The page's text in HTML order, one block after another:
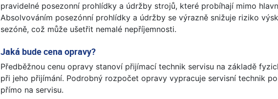
pravidelné posezonní prohlídky a údržby strojů, které probíhají mimo
Absolvováním posezónní prohlídky a údržby se výrazně snižuje riziko
sezóně, což může ušetřit nemalé nepříjemnosti.
Jaká bude cena opravy?
Předběžnou cenu opravy stanoví přijímací technik servisu na základě
při jeho přijímání. Podrobný rozpočet opravy vypracuje servisní technik
přímo na servisu.